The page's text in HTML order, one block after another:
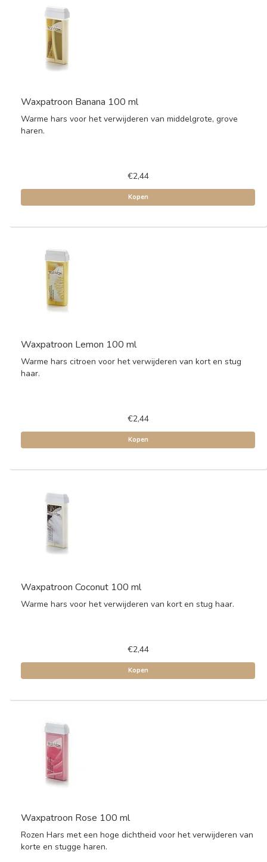
Waxpatroon Banana 100 ml
Warme hars voor het verwijderen van middelgrote, grove
haren.
€2,44
Kopen
Waxpatroon Lemon 100 ml
Warme hars citroen voor het verwijderen van kort en stug
haar.
€2,44
Kopen
Waxpatroon Coconut 100 ml
Warme hars voor het verwijderen van kort en stug haar.
€2,44
Kopen
Waxpatroon Rose 100 ml
Rozen Hars met een hoge dichtheid voor het verwijderen van
korte en stugge haren.